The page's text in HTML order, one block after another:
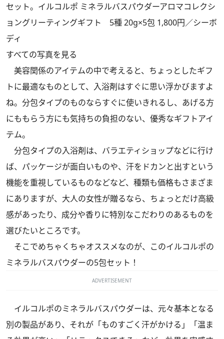
セット。イルコルポ ミネラルバスパウダーアロマコレクシ
ョングリーティングギフト 5種 20g×5包 1,800円／シーボ
ディ
すべての写真を見る
美容関係のアイテムの中で考えると、ちょっとしたギフ
トに最適なものとして、入浴剤はすぐに思い浮かびますよ
ね。分包タイプのものならすぐに使いきれるし、あげる方
にももらう方にも気持ちの負担のない、優秀なギフトアイ
テム。
分包タイプの入浴剤は、バラエティショップなどに行け
ば、パッケージが面白いものや、汗をドカンと出すという
機能を重視しているものなどなど、種類も価格もさまざま
にありますが、大人の女性が贈るなら、ちょっとだけ高級
感があったり、成分や香りに特別なこだわりのあるものを
選びたいところです。
そこでめちゃくちゃオススメなのが、このイルコルポの
ミネラルバスパウダーの5包セット！
ADVERTISEMENT
イルコルポのミネラルバスパウダーは、元々基本となる
別の製品があり、それが「ものすごく汗がかける」「温ま